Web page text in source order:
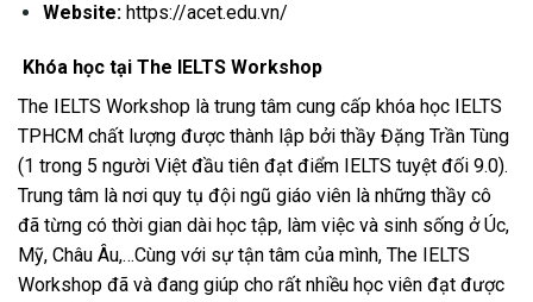
Website:https://acet.edu.vn/
Khóa học tại The IELTS Workshop
The IELTS Workshop là trung tâm cung cấp khóa học IELTS
TPHCM chất lượng được thành lập bởi thầy Đặng Trần Tùng
(1 trong 5 người Việt đầu tiên đạt điểm IELTS tuyệt đối 9.0).
Trung tâm là nơi quy tụ đội ngũ giáo viên là những thầy cô
đã từng có thời gian dài học tập, làm việc và sinh sống ở Úc,
Mỹ, Châu Âu,…Cùng với sự tận tâm của mình, The IELTS
Workshop đã và đang giúp cho rất nhiều học viên đạt được